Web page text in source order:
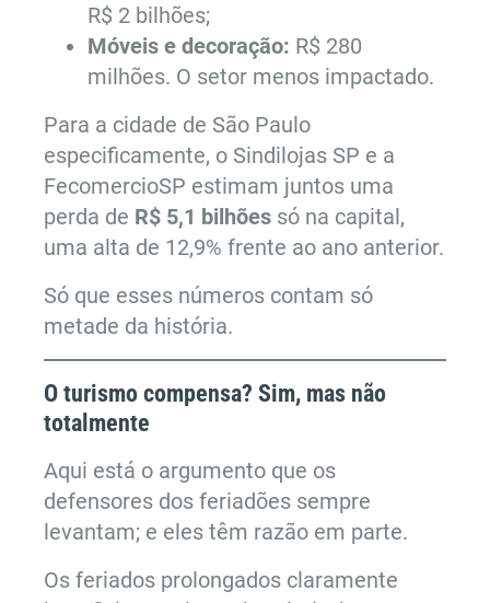
R$ 2 bilhões;
Móveis e decoração: R$ 280
milhões. O setor menos impactado.
Para a cidade de São Paulo
especificamente, o Sindilojas SP e a
FecomercioSP estimam juntos uma
perda de R$ 5,1 bilhões só na capital,
uma alta de 12,9% frente ao ano anterior.
Só que esses números contam só
metade da história.
O turismo compensa? Sim, mas não
totalmente
Aqui está o argumento que os
defensores dos feriadões sempre
levantam; e eles têm razão em parte.
Os feriados prolongados claramente